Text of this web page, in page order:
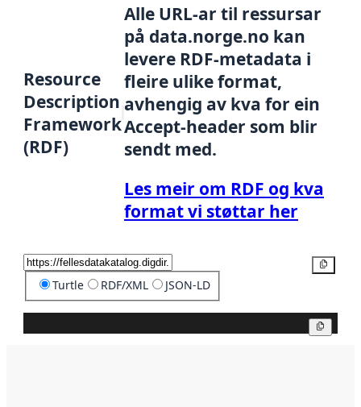
Resource
Description
Framework
(RDF)
Alle URL-ar til ressursar
på data.norge.no kan
levere RDF-metadata i
fleire ulike format,
avhengig av kva for ein
Accept-header som blir
sendt med.
Les meir om RDF og kva
format vi støttar her
Turtle RDF/XML JSON-LD